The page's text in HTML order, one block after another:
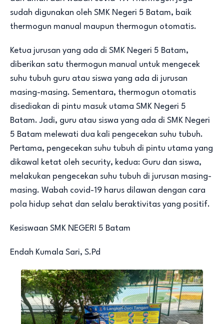
sudah digunakan oleh SMK Negeri 5 Batam, baik
thermogun manual maupun thermogun otomatis.
Ketua jurusan yang ada di SMK Negeri 5 Batam,
diberikan satu thermogun manual untuk mengecek
suhu tubuh guru atau siswa yang ada di jurusan
masing-masing. Sementara, thermogun otomatis
disediakan di pintu masuk utama SMK Negeri 5
Batam. Jadi, guru atau siswa yang ada di SMK Negeri
5 Batam melewati dua kali pengecekan suhu tubuh.
Pertama, pengecekan suhu tubuh di pintu utama yang
dikawal ketat oleh security, kedua: Guru dan siswa,
melakukan pengecekan suhu tubuh di jurusan masing-
masing. Wabah covid-19 harus dilawan dengan cara
pola hidup sehat dan selalu beraktivitas yang positif.
Kesiswaan SMK NEGERI 5 Batam
Endah Kumala Sari, S.Pd